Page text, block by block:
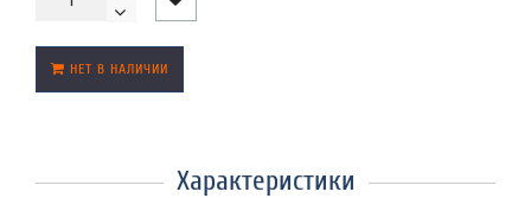
НЕТ В НАЛИЧИИ
Характеристики